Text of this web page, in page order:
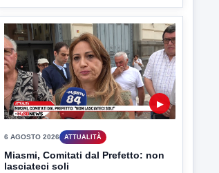
▶
6 AGOSTO 2026 ATTUALITÀ
Miasmi, Comitati dal Prefetto: non
lasciateci soli